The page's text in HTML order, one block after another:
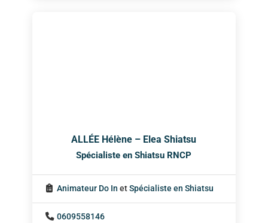
ALLÉE Hélène – Elea Shiatsu
Spécialiste en Shiatsu RNCP
Animateur Do In etSpécialiste en Shiatsu
0609558146